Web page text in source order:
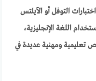
التوفل أو الآيلتس
اللغة الإنجليزية،
تعليمية ومهنية عديدة في